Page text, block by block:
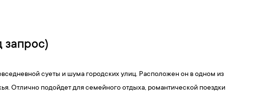
запрос)
суеты и шума городских улиц. Расположен он в одном из
Отлично подойдет для семейного отдыха, романтической поездки